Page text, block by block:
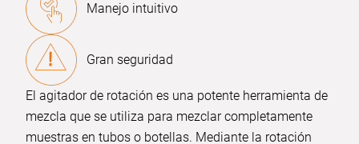
Manejo intuitivo
Gran seguridad
El agitador de rotación es una potente herramienta de
mezcla que se utiliza para mezclar completamente
muestras en tubos o botellas. Mediante la rotación